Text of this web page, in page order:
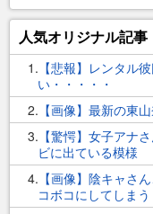
人気オリジナル記事
1
【悲報】レンタル
い・・・・・
2
【画像】最新の東
3
【驚愕】女子アナ
ビに出ている模様
4
【画像】陰キャさ
コボコにしてしまう